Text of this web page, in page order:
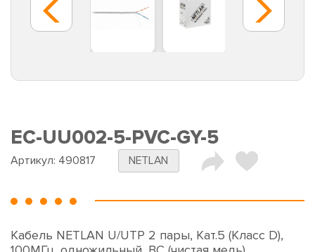
EC-UU002-5-PVC-GY-5
Артикул: 490817 NETLAN
Кабель NETLAN U/UTP 2 пары, Кат.5 (Класс D),